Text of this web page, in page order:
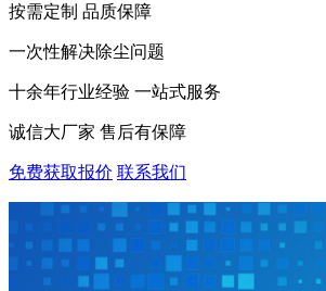
按需定制 品质保障
一次性解决除尘问题
十余年行业经验 一站式服务
诚信大厂家 售后有保障
免费获取报价 联系我们